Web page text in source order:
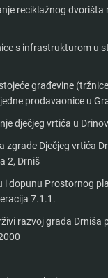
reciklažnog dvorišta
s infrastrukturom u
građevine
prodavaonice u
dječjeg vrtića u
zgrade Dječjeg vrtića
2, Drniš
i dopunu Prostornog
7.1.1.
razvoj grada Drniša